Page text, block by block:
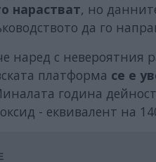
нарастват, но
да го
наред с
платформа се е
година
- еквивалент на